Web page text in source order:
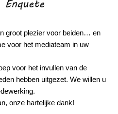
groot plezier voor beiden… en
voor het mediateam in uw
voor het invullen van de
hebben uitgezet. We willen u
onze hartelijke dank!